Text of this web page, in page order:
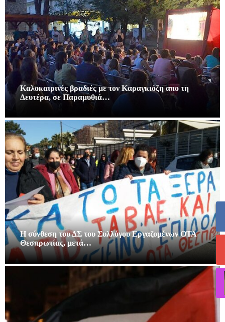
Καλοκαιρινές βραδιές με τον Καραγκιόζη απο τη
Δευτέρα, σε Παραμυθιά…
Η σύνθεση του ΔΣ του Συλλόγου Εργαζομένων ΟΤΑ
Θεσπρωτίας, μετά…